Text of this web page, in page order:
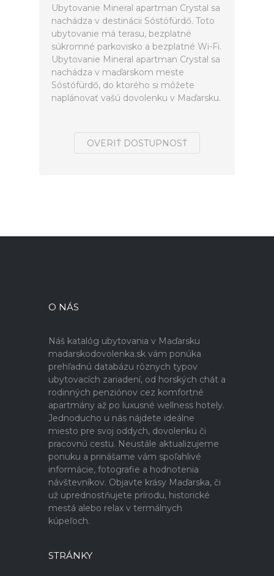
Ubytovanie Mineral apartman Crystal sa
nachádza v destinácii Sóstófürdő. Toto
ubytovanie má terasu, bezplatné
súkromné parkovisko a bezplatné Wi-Fi.
Ubytovanie Mineral apartman Crystal sa
nachádza v maďarskom meste
Sóstófürdő, do ktorého si môžete
naplánovať vašú dovolenku v Maďarsku.
OVERIŤ DOSTUPNOSŤ
O NÁS
Náš katalóg ubytovania v Maďarsku
madarskodovolenka.sk vám ponúka
prehľadnú databázu rôznych typov
ubytovacích zariadení, od horských chát a
rodinných penziónov cez komfortné
apartmány až po luxusné wellness hotely.
Jednoducho u nás nájdete ideálne
miesto pre svoj oddych, dovolenku či
pracovnú cestu. Neustále aktualizujeme
ponuku a prinášame vám spoľahlivé
informácie, fotografie a hodnotenia
návštevníkov. Objavte krásy Maďarska, či
už uprednostňujete prírodu, historické
mestá alebo relax v termálnych
kúpeľoch.
STRÁNKY